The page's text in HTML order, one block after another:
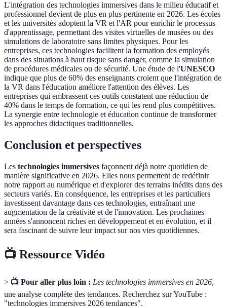
L'intégration des technologies immersives dans le milieu éducatif et
professionnel devient de plus en plus pertinente en 2026. Les écoles
et les universités adoptent la VR et l'AR pour enrichir le processus
d'apprentissage, permettant des visites virtuelles de musées ou des
simulations de laboratoire sans limites physiques. Pour les
entreprises, ces technologies facilitent la formation des employés
dans des situations à haut risque sans danger, comme la simulation
de procédures médicales ou de sécurité. Une étude de l'UNESCO
indique que plus de 60% des enseignants croient que l'intégration de
la VR dans l'éducation améliore l'attention des élèves. Les
entreprises qui embrassent ces outils constatent une réduction de
40% dans le temps de formation, ce qui les rend plus compétitives.
La synergie entre technologie et éducation continue de transformer
les approches didactiques traditionnelles.
Conclusion et perspectives
Les technologies immersives façonnent déjà notre quotidien de
manière significative en 2026. Elles nous permettent de redéfinir
notre rapport au numérique et d'explorer des terrains inédits dans des
secteurs variés. En conséquence, les entreprises et les particuliers
investissent davantage dans ces technologies, entraînant une
augmentation de la créativité et de l'innovation. Les prochaines
années s'annoncent riches en développement et en évolution, et il
sera fascinant de suivre leur impact sur nos vies quotidiennes.
📺 Ressource Vidéo
> 📺 Pour aller plus loin : Les technologies immersives en 2026,
une analyse complète des tendances. Recherchez sur YouTube :
"technologies immersives 2026 tendances".